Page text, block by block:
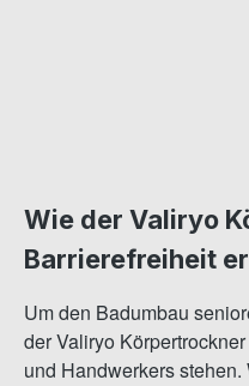
Wie der Valiryo
Barrierefreiheit
Um den Badumbau
der Valiryo
und Handwerkers